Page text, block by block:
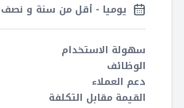
يوميا - أقل من سنة و نصف
سهولة الاستخدام
الوظائف
دعم العملاء
القيمة مقابل التكلفة